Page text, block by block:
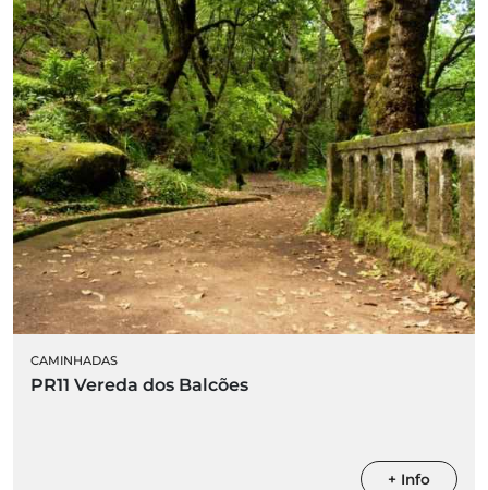
CAMINHADAS
PR11 Vereda dos Balcões
+ Info